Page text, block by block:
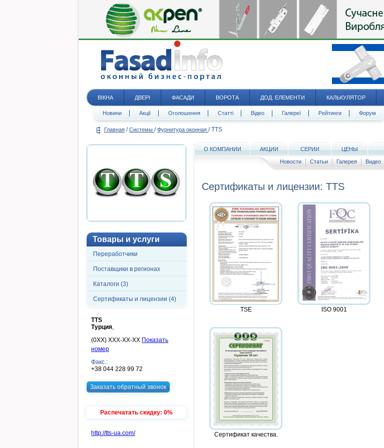
ВІКНА ДВЕРІ ФАСАДИ ВОРОТА ДОД. ЕЛЕМЕНТИ КАЛЬКУЛЯТОР
Новини Акції Оголошення Статті Відео Галереї Рейтинги Форум
Главная / Системы / Фурнитура оконная / TTS
Товары и услуги
Переработчики
Поставщики в регионах
Каталоги (3)
Сертификаты и лицензии (4)
TTS
Турция,
(0XX) XXX-XX-XX Показать
номер
Факс.:
+38 044 228 99 72
Заказать обратный звонок
Распечатать скидку: 0%
http://tts-ua.com/
О КОМПАНИИ АКЦИИ СЕРИИ ЦЕНЫ
Новости Статьи Галерея Видео
Сертификаты и лицензии: TTS
TSE ISO 9001
Сертификат качества.